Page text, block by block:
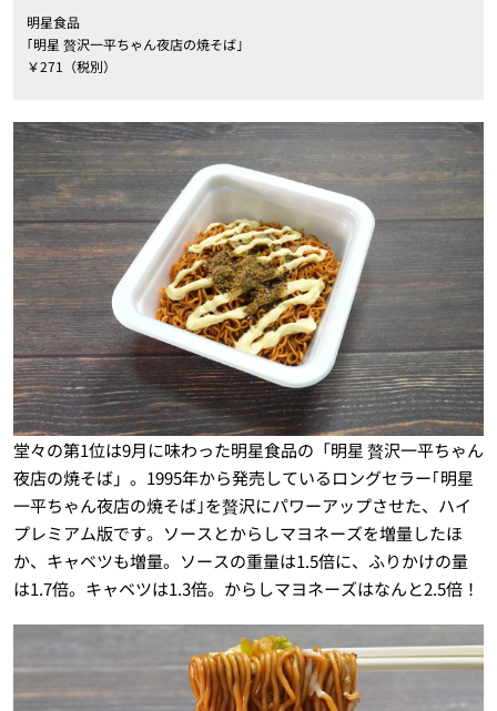
明星食品
｢明星 贅沢一平ちゃん夜店の焼そば｣
￥271（税別）
堂々の第1位は9月に味わった明星食品の「明星 贅沢一平ちゃん
夜店の焼そば」。1995年から発売しているロングセラー｢明星
一平ちゃん夜店の焼そば｣を贅沢にパワーアップさせた、ハイ
プレミアム版です。ソースとからしマヨネーズを増量したほ
か、キャベツも増量。ソースの重量は1.5倍に、ふりかけの量
は1.7倍。キャベツは1.3倍。からしマヨネーズはなんと2.5倍！